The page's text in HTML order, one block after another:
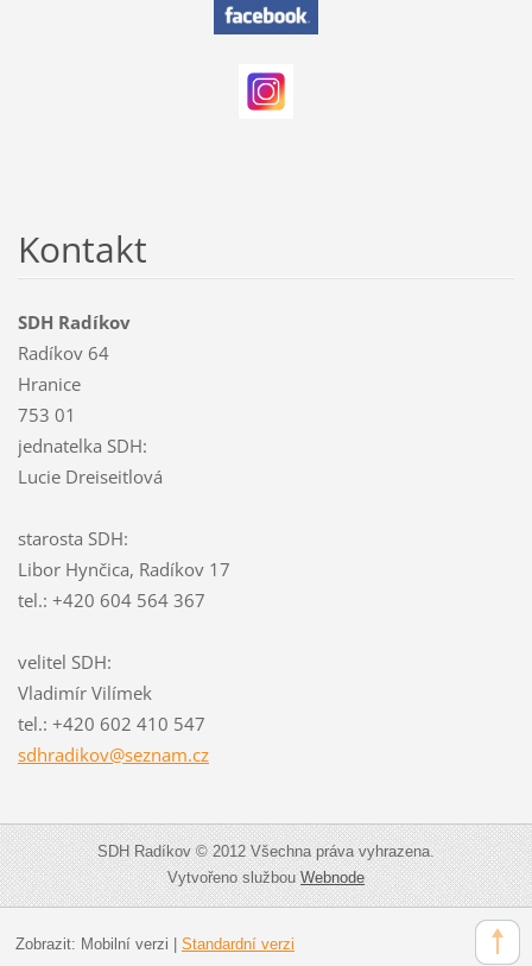
Kontakt
SDH Radíkov
Radíkov 64
Hranice
753 01
jednatelka SDH:
Lucie Dreiseitlová
starosta SDH:
Libor Hynčica, Radíkov 17
tel.: +420 604 564 367
velitel SDH:
Vladimír Vilímek
tel.: +420 602 410 547
sdhradikov@seznam.cz
SDH Radíkov © 2012 Všechna práva vyhrazena.
Vytvořeno službouWebnode
Zobrazit: Mobilní verzi Standardní verzi